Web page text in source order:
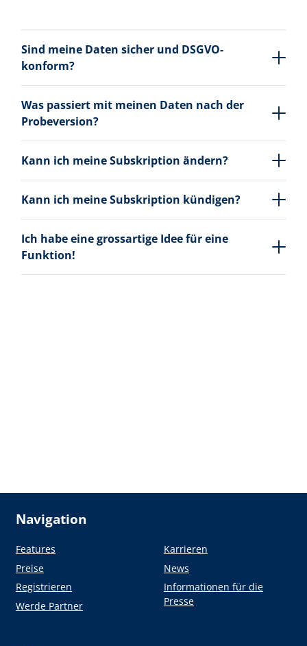
Sind meine Daten sicher und DSGVO-
konform?
Was passiert mit meinen Daten nach der
Probeversion?
Kann ich meine Subskription ändern?
Kann ich meine Subskription kündigen?
Ich habe eine grossartige Idee für eine
Funktion!
Navigation
Features
Preise
Registrieren
Werde Partner
Karrieren
News
Informationen für die
Presse